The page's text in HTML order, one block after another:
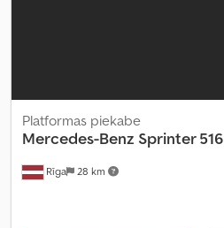
Rīga 28 km
Platformas piekabe
Mercedes-Benz Sprinter 516